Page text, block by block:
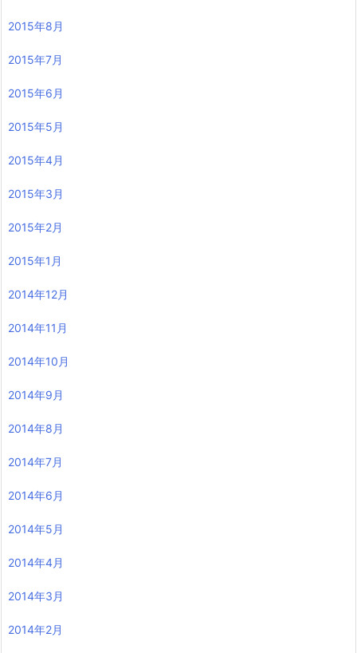
2015年8月
2015年7月
2015年6月
2015年5月
2015年4月
2015年3月
2015年2月
2015年1月
2014年12月
2014年11月
2014年10月
2014年9月
2014年8月
2014年7月
2014年6月
2014年5月
2014年4月
2014年3月
2014年2月